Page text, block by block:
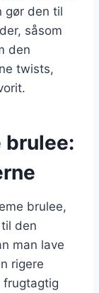
gør den til
såsom
den
twists,
brulee:
brulee,
den
man lave
rigere